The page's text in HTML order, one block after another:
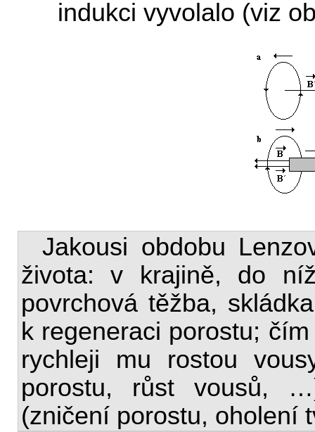
indukci vyvolalo (viz
Jakousi obdobu
života: v krajině, do
povrchová těžba,
k regeneraci porostu;
rychleji mu rostou
porostu, růst vousů,
(zničení porostu, oholení